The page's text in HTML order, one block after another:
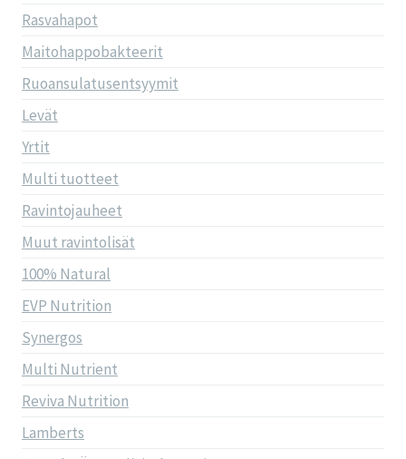
Rasvahapot
Maitohappobakteerit
Ruoansulatusentsyymit
Levät
Yrtit
Multi tuotteet
Ravintojauheet
Muut ravintolisät
100% Natural
EVP Nutrition
Synergos
Multi Nutrient
Reviva Nutrition
Lamberts